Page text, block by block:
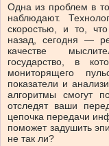
Одна из проблем в
наблюдают.
скоростью, и то,
назад, сегодня —
качестве
государство, в
мониторящего
показатели и
алгоритмы смогут
отследят ваши
цепочка передачи
поможет задушить
не так ли?